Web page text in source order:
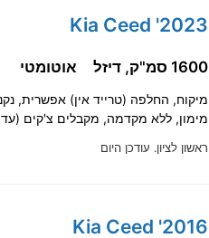
2023' Kia Ceed
ראשון לציון. עודכן היום
1600 סמ"ק, דיזל אוטומטי
מימון, ללא מקדמה, מקבלים צ'קים (עד 100 צ'קים), עושים אורת-קווה, גם …
2016' Kia Ceed